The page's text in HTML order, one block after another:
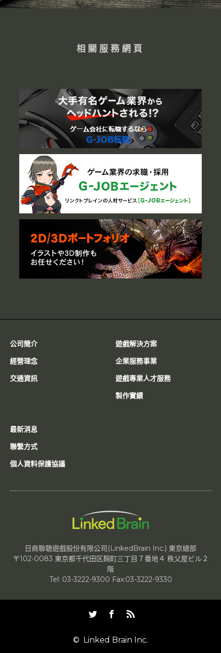
相關服務網頁
公司簡介
經營理念
交通資訊
遊戲解決方案
企業服務事業
遊戲專業人才服務
製作實績
最新消息
聯繫方式
個人資料保護協議
日商聯聰遊戲股份有限公司(LinkedBrain Inc.) 東京總部
〒102-0083 東京都千代田区麹町三丁目７番地４ 秩父屋ビル２
階
Tel: 03-3222-9300 Fax:03-3222-9330
© Linked Brain Inc.